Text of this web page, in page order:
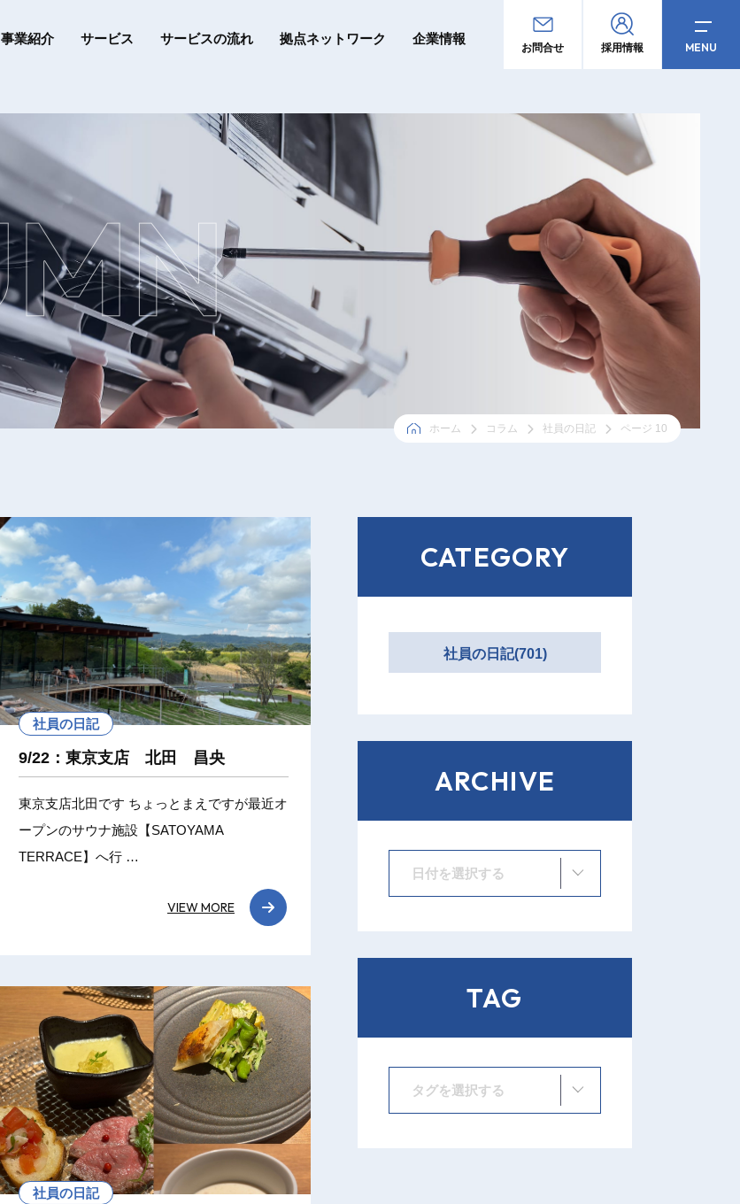
事業紹介 サービス サービスの流れ 拠点ネットワーク 企業情報
お問合せ 採用情報 MENU
ホーム コラム 社員の日記 ページ 10
社員の日記
9/22：東京支店 北田 昌央
東京支店北田です ちょっとまえですが最近オ
ープンのサウナ施設【SATOYAMA
TERRACE】へ行 …
VIEW MORE
社員の日記
CATEGORY
社員の日記(701)
ARCHIVE
日付を選択する
TAG
タグを選択する